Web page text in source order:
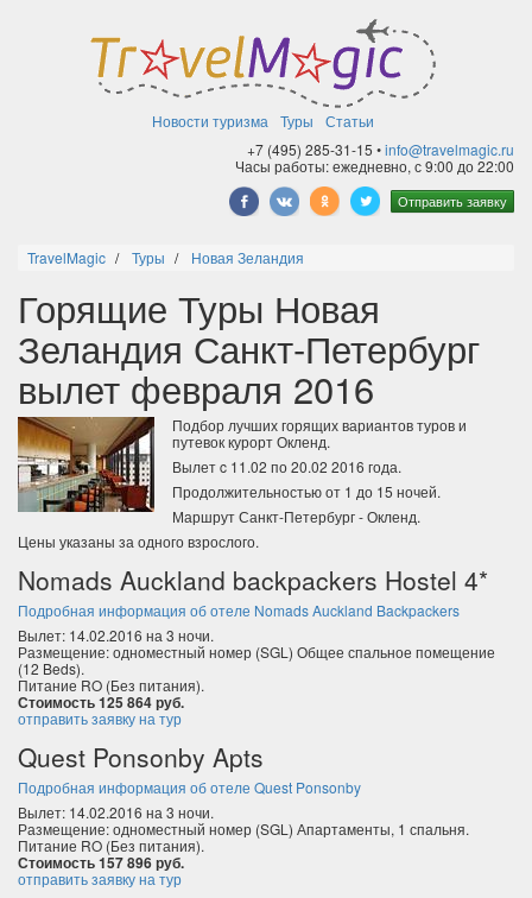
Новости туризма Туры
Статьи
+7 (495) 285-31-15 •info@travelmagic.ru
Часы работы: ежедневно, с 9:00 до 22:00
Отправить заявку
TravelMagic Туры Новая Зеландия
Горящие Туры Новая
Зеландия Санкт-Петербург
вылет февраля 2016
Подбор лучших горящих вариантов туров и
путевок курорт Окленд.
Вылет c 11.02 по 20.02 2016 года.
Продолжительностью от 1 до 15 ночей.
Маршрут Санкт-Петербург - Окленд.
Цены указаны за одного взрослого.
Nomads Auckland backpackers Hostel 4*
Подробная информация об отеле Nomads Auckland Backpackers
Вылет: 14.02.2016 на 3 ночи.
Размещение: одноместный номер (SGL) Общее спальное помещение
(12 Beds).
Питание RO (Без питания).
Стоимость 125 864 руб.
отправить заявку на тур
Quest Ponsonby Apts
Подробная информация об отеле Quest Ponsonby
Вылет: 14.02.2016 на 3 ночи.
Размещение: одноместный номер (SGL) Апартаменты, 1 спальня.
Питание RO (Без питания).
Стоимость 157 896 руб.
отправить заявку на тур